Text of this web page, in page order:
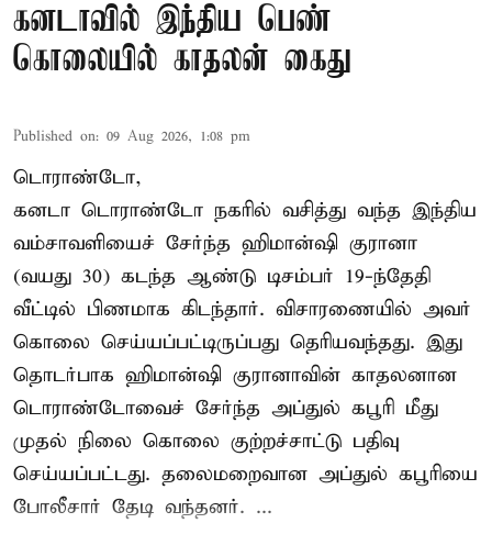
கனடாவில் இந்திய பெண்
கொலையில் காதலன் கைது
Published on: 09 Aug 2026, 1:08 pm
டொராண்டோ,
கனடா டொராண்டோ நகரில் வசித்து வந்த இந்திய
வம்சாவளியைச் சேர்ந்த ஹிமான்ஷி குரானா
(வயது 30) கடந்த ஆண்டு டிசம்பர் 19-ந்தேதி
வீட்டில் பிணமாக கிடந்தார். விசாரணையில் அவர்
கொலை செய்யப்பட்டிருப்பது தெரியவந்தது. இது
தொடர்பாக ஹிமான்ஷி குரானாவின் காதலனான
டொராண்டோவைச் சேர்ந்த அப்துல் கபூரி மீது
முதல் நிலை கொலை குற்றச்சாட்டு பதிவு
செய்யப்பட்டது. தலைமறைவான அப்துல் கபூரியை
போலீசார் தேடி வந்தனர். ...